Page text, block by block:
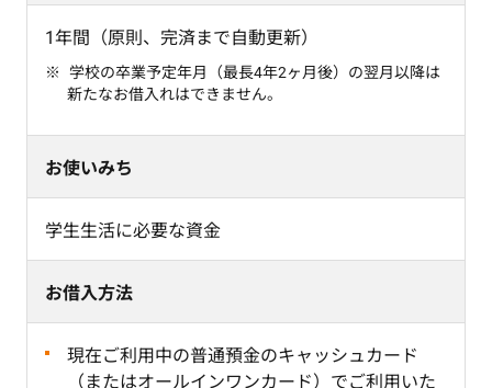
1年間（原則、完済まで自動更新）
学校の卒業予定年月（最長4年2ヶ月後）の翌月以降は
新たなお借入れはできません。
お使いみち
学生生活に必要な資金
お借入方法
現在ご利用中の普通預金のキャッシュカード
（またはオールインワンカード）でご利用いた